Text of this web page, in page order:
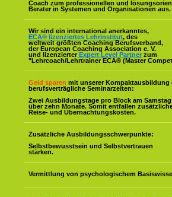
Coach zum professionellen und
Berater in Systemen und Organisationen aus.
Wir sind ein international anerkanntes,
ECA® lizenziertes Lehrinstitut, des
weltweit größten Coaching Berufsverband,
der European Coaching Association e. V.
und lizenzierter Expert Level Partner zum
"Lehrcoach/Lehrtrainer ECA® (Master
Geld sparen mit unserer Kompaktausbildung
berufsverträgliche Seminarzeiten:
Zwei Ausbildungstage pro Block am
über zehn Monate. Somit entfallen
Reise- und Übernachtungskosten.
Zusätzliche Ausbildungsschwerpunkte:
Selbstbewusstsein und Selbstvertrauen
stärken.
Vermittlung von psychologischem